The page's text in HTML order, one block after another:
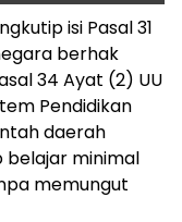
isi Pasal 31
berhak
34 Ayat (2) UU
Pendidikan
daerah
belajar minimal
memungut